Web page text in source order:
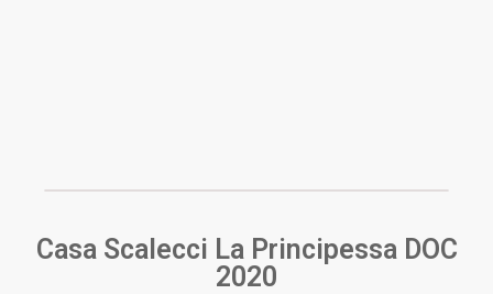
Casa Scalecci La Principessa DOC
2020